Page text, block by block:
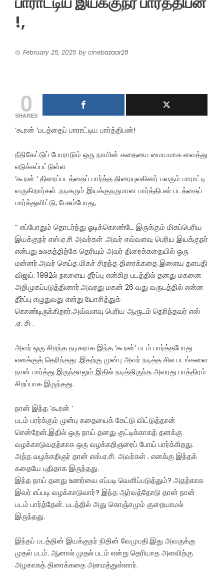
!,
February 25, 2025 by cinebazaar28
0
SHARES
‘கூரன் ‘படத்தைப் பாராட்டிய பார்த்திபன்!
நீதிகேட்டுப் போராடும் ஒரு நாயின் கதையை மையமாக வைத்து
எடுக்கப்பட்டுள்ள
‘கூரன் ‘ திரைப்படத்தைப் பார்த்த திரையுலகினர் பலரும் பாராட்டி
வருகிறார்கள் .நடிகரும் இயக்குநருமான பார்த்திபன் படத்தைப்
பார்த்துவிட்டு, பேசும்போது,
” எப்போதும் தொடர்ந்து ஓடிக்கொண்டே இருக்கும் மிகப்பெரிய
இயக்குநர் எஸ்.ஏ.சி அவர்கள் .அவர் எவ்வளவு பெரிய இயக்குநர்
என்பது உலகத்திற்கே தெரியும் அவர் திரைக்கதையில் ஒரு
மன்னர்.அவர் செய்த மிகச் சிறந்த திரைக்கதை இளைய தளபதி
விஜய். 1992ல் நாளைய தீர்ப்பு என்கிற படத்தில் தனது மகனை
அறிமுகப்படுத்தினார்.அவரது மகன் 26 வது வருடத்தில் என்ன
தீர்ப்பு எழுதுவது என்று யோசித்துக்
கொண்டிருக்கிறார்.அவ்வளவு பெரிய ஆரூடம் தெரிந்தவர் எஸ்
.ஏ. சி .
அவர் ஒரு சிறந்த நடிகராக இந்த ‘கூரன்’ படம் பார்த்தபோது
எனக்குத் தெரிந்தது .இதற்கு முன்பு அவர் நடித்த சில படங்களை
நான் பார்த்து இருந்தாலும் இதில் நடித்திருந்த அவரது பாத்திரம்
சிறப்பாக இருந்தது.
நான் இந்த ‘கூரன் ‘
படம் பார்க்கும் முன்பு கதையைக் கேட்டு விட்டுத்தான்
சென்றேன்.இதில் ஒரு நாய் தனது குட்டிக்காகத் தனக்கு
வழக்காடுவதற்காக ஒரு வழக்கறிஞரைப் போய் பார்க்கிறது.
அந்த வழக்கறிஞர் தான் எஸ்.ஏ.சி. அவர்கள் . எனக்கு இந்தக்
கதையே புதிதாக இருந்தது.
இந்த நாய் தனது உணர்வை எப்படி வெளிப்படுத்தும்? அதற்காக
இவர் எப்படி வழக்காடுவார்? இந்த ஆர்வத்தோடு தான் நான்
படம் பார்த்தேன். படத்தில் அது கொஞ்சமும் குறையாமல்
இருந்தது.
இந்தப் படத்தின் இயக்குநர் நிதின் வேமுபதி.இது அவருக்கு
முதல் படம். ஆனால் முதல் படம் என்று தெரியாத அளவிற்கு
அழகாகத் திரைக்கதை அமைத்துள்ளார்.